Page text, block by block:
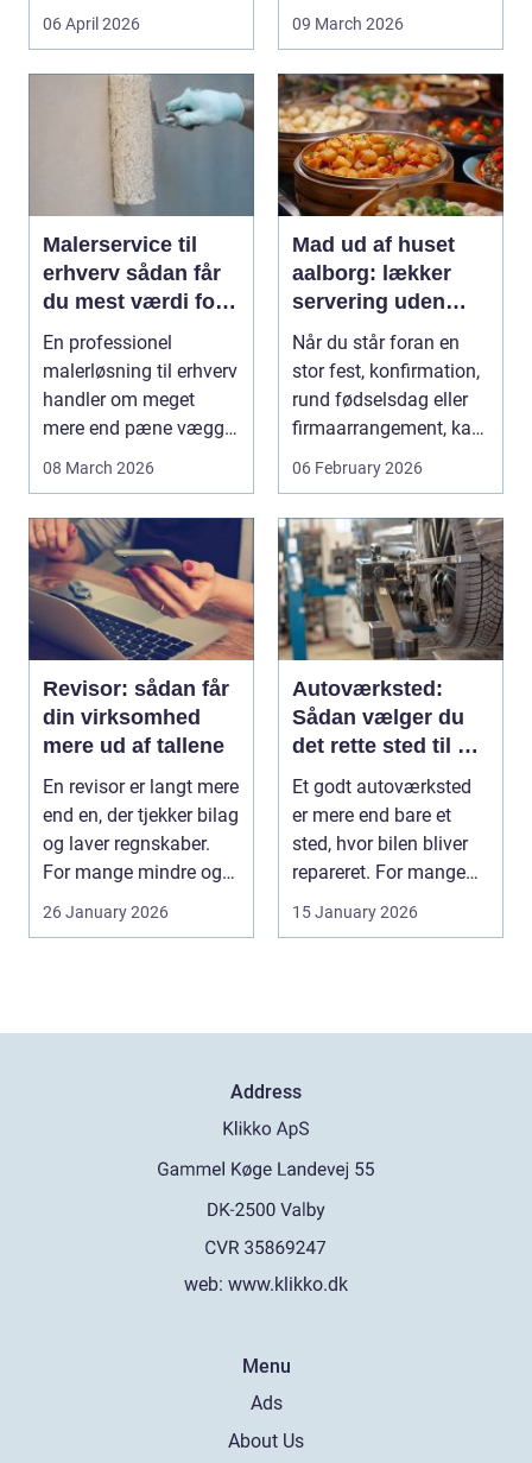
sikkert, ensartet og ...
06 April 2026
tanden. For man...
09 March 2026
Malerservice til
erhverv sådan får
du mest værdi for
pengene
En professionel
malerløsning til erhverv
handler om meget
mere end pæne vægge.
Malerarbejde påvirker...
08 March 2026
Mad ud af huset
aalborg: lækker
servering uden
stress
Når du står foran en
stor fest, konfirmation,
rund fødselsdag eller
firmaarrangement, kan
planlægnin...
06 February 2026
Revisor: sådan får
din virksomhed
mere ud af tallene
En revisor er langt mere
end en, der tjekker bilag
og laver regnskaber.
For mange mindre og
mellemst...
26 January 2026
Autoværksted:
Sådan vælger du
det rette sted til din
bil
Et godt autoværksted
er mere end bare et
sted, hvor bilen bliver
repareret. For mange
bilejere...
15 January 2026
Address
web: www.klikko.dk
Menu
Ads
About Us